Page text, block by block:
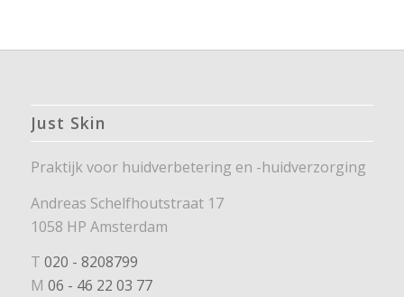
Just Skin
Praktijk voor huidverbetering en -huidverzorging
Andreas Schelfhoutstraat 17
1058 HP Amsterdam
T 020 - 8208799
M 06 - 46 22 03 77